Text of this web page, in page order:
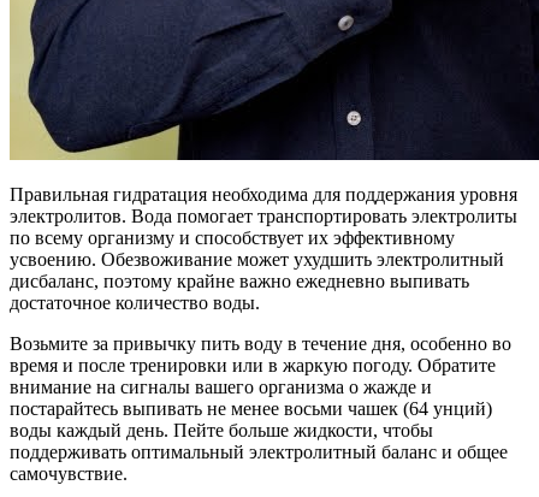
Правильная гидратация необходима для поддержания уровня
электролитов. Вода помогает транспортировать электролиты
по всему организму и способствует их эффективному
усвоению. Обезвоживание может ухудшить электролитный
дисбаланс, поэтому крайне важно ежедневно выпивать
достаточное количество воды.
Возьмите за привычку пить воду в течение дня, особенно во
время и после тренировки или в жаркую погоду. Обратите
внимание на сигналы вашего организма о жажде и
постарайтесь выпивать не менее восьми чашек (64 унций)
воды каждый день. Пейте больше жидкости, чтобы
поддерживать оптимальный электролитный баланс и общее
самочувствие.